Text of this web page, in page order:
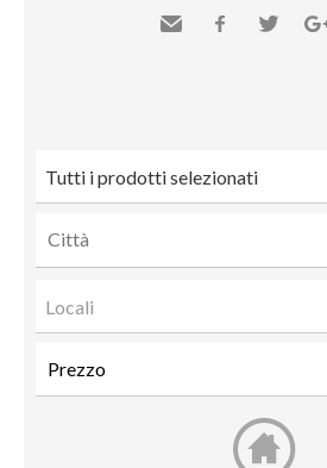
Tutti i prodotti selezionati
Locali